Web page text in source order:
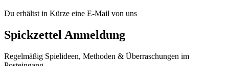
Du erhältst in Kürze eine E-Mail von uns
Spickzettel Anmeldung
Regelmäßig Spielideen, Methoden & Überraschungen im